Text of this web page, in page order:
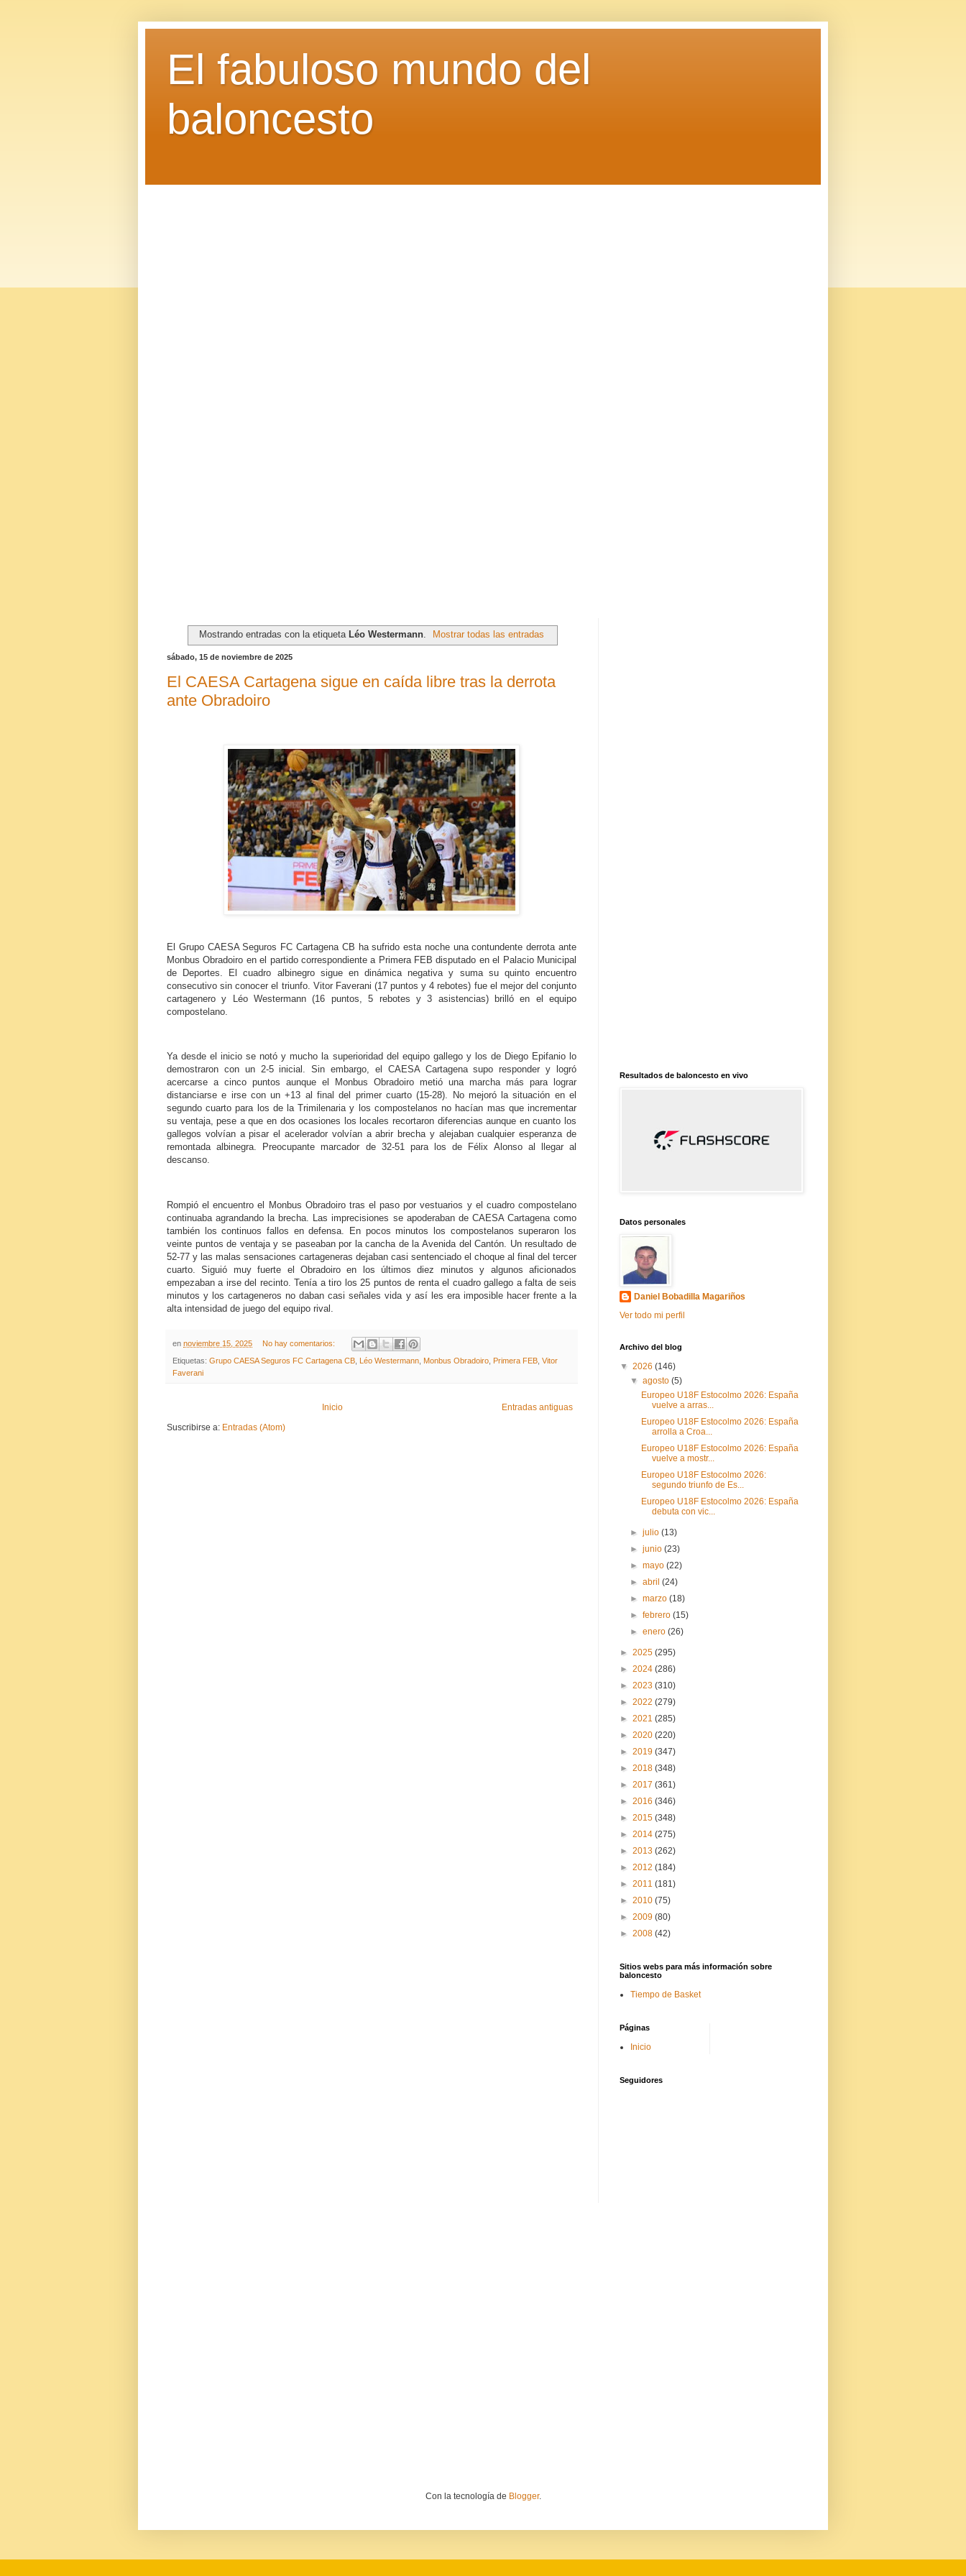
El fabuloso mundo del
baloncesto
Mostrando entradas con la etiqueta Léo Westermann. Mostrar todas las entradas
sábado, 15 de noviembre de 2025
El CAESA Cartagena sigue en caída libre tras la derrota
ante Obradoiro
El Grupo CAESA Seguros FC Cartagena CB ha sufrido esta noche una contundente derrota ante
Monbus Obradoiro en el partido correspondiente a Primera FEB disputado en el Palacio Municipal
de Deportes. El cuadro albinegro sigue en dinámica negativa y suma su quinto encuentro
consecutivo sin conocer el triunfo. Vitor Faverani (17 puntos y 4 rebotes) fue el mejor del conjunto
cartagenero y Léo Westermann (16 puntos, 5 rebotes y 3 asistencias) brilló en el equipo
compostelano.
Ya desde el inicio se notó y mucho la superioridad del equipo gallego y los de Diego Epifanio lo
demostraron con un 2-5 inicial. Sin embargo, el CAESA Cartagena supo responder y logró
acercarse a cinco puntos aunque el Monbus Obradoiro metió una marcha más para lograr
distanciarse e irse con un +13 al final del primer cuarto (15-28). No mejoró la situación en el
segundo cuarto para los de la Trimilenaria y los compostelanos no hacían mas que incrementar
su ventaja, pese a que en dos ocasiones los locales recortaron diferencias aunque en cuanto los
gallegos volvían a pisar el acelerador volvían a abrir brecha y alejaban cualquier esperanza de
remontada albinegra. Preocupante marcador de 32-51 para los de Félix Alonso al llegar al
descanso.
Rompió el encuentro el Monbus Obradoiro tras el paso por vestuarios y el cuadro compostelano
continuaba agrandando la brecha. Las imprecisiones se apoderaban de CAESA Cartagena como
también los continuos fallos en defensa. En pocos minutos los compostelanos superaron los
veinte puntos de ventaja y se paseaban por la cancha de la Avenida del Cantón. Un resultado de
52-77 y las malas sensaciones cartageneras dejaban casi sentenciado el choque al final del tercer
cuarto. Siguió muy fuerte el Obradoiro en los últimos diez minutos y algunos aficionados
empezaban a irse del recinto. Tenía a tiro los 25 puntos de renta el cuadro gallego a falta de seis
minutos y los cartageneros no daban casi señales vida y así les era imposible hacer frente a la
alta intensidad de juego del equipo rival.
en noviembre 15, 2025 No hay comentarios:
Etiquetas: Grupo CAESA Seguros FC Cartagena CB Léo Westermann Monbus Obradoiro Primera FEB Vitor
Faverani
Entradas antiguas
Inicio
Suscribirse a: Entradas (Atom)
Resultados de baloncesto en vivo
Datos personales
Daniel Bobadilla Magariños
Ver todo mi perfil
Archivo del blog
▼ 2026 (146)
▼agosto(5)
Europeo U18F Estocolmo 2026: España
vuelve a arras...
Europeo U18F Estocolmo 2026: España
arrolla a Croa...
Europeo U18F Estocolmo 2026: España
vuelve a mostr...
Europeo U18F Estocolmo 2026:
segundo triunfo de Es...
Europeo U18F Estocolmo 2026: España
debuta con vic...
►julio(13)
►junio(23)
►mayo(22)
►abril(24)
►marzo(18)
►febrero(15)
►enero(26)
► 2025 (295)
► 2024 (286)
► 2023 (310)
► 2022 (279)
► 2021 (285)
► 2020 (220)
► 2019 (347)
► 2018 (348)
► 2017 (361)
► 2016 (346)
► 2015 (348)
► 2014 (275)
► 2013 (262)
► 2012 (184)
► 2011 (181)
► 2010 (75)
► 2009 (80)
► 2008 (42)
Sitios webs para más información sobre
baloncesto
Tiempo de Basket
Páginas
Inicio
Seguidores
Con la tecnología de Blogger.